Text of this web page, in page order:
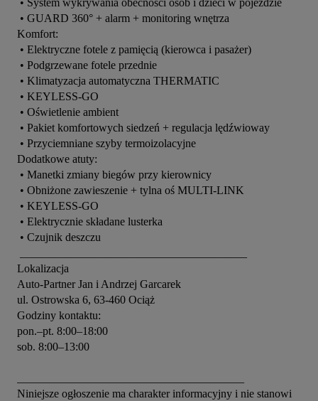
Komfort:
Dodatkowe atuty:
Lokalizacja
Auto-Partner Jan i Andrzej Garcarek
ul. Ostrowska 6, 63-460 Ociąż
Godziny kontaktu:
pon.–pt. 8:00–18:00
sob. 8:00–13:00
Niniejsze ogłoszenie ma charakter informacyjny i nie stanowi